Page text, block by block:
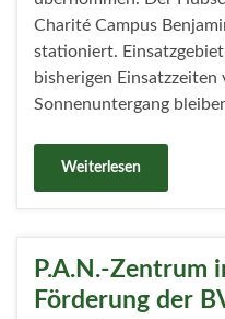
Charité Campus
stationiert.
bisherigen
Sonnenuntergang
Weiterlesen
P.A.N.-Zentrum
Förderung der